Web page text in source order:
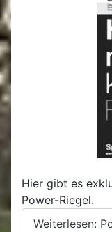
Hier gibt es
Power-Riegel.
Weiterlesen: